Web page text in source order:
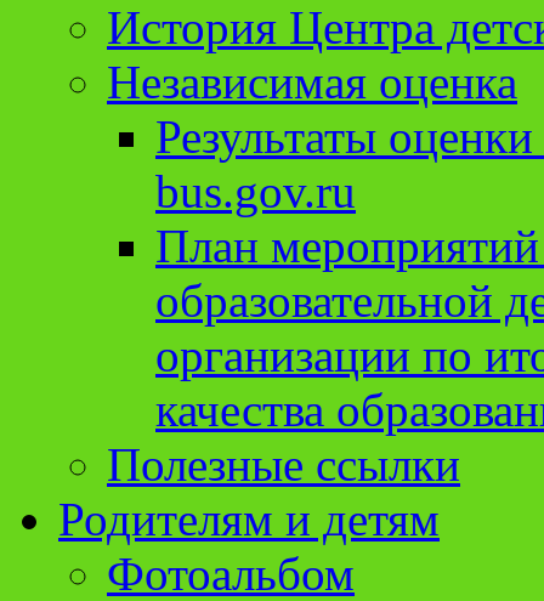
История Центра
Независимая оценка
Результаты
bus.gov.ru
План
образовательной
организации по
качества
Полезные ссылки
Родителям и детям
Фотоальбом